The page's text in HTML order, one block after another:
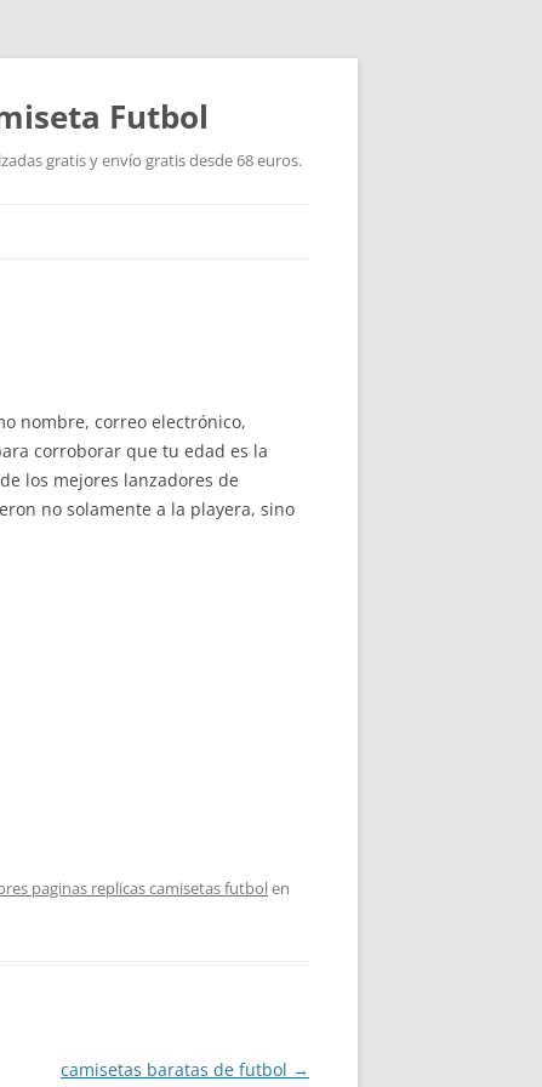
Futbol
gratis y envío gratis desde 68 euros.
nombre, correo electrónico,
corroborar que tu edad es la
los mejores lanzadores de
no solamente a la playera, sino
paginas replicas camisetas futbolen
camisetas baratas de futbol →